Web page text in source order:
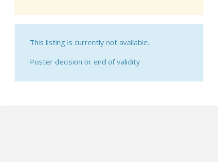
This listing is currently not available.
Poster decision or end of validity